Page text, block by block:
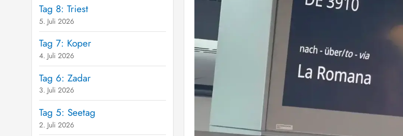
Tag 8: Triest
5. Juli 2026
Tag 7: Koper
4. Juli 2026
Tag 6: Zadar
3. Juli 2026
Tag 5: Seetag
2. Juli 2026